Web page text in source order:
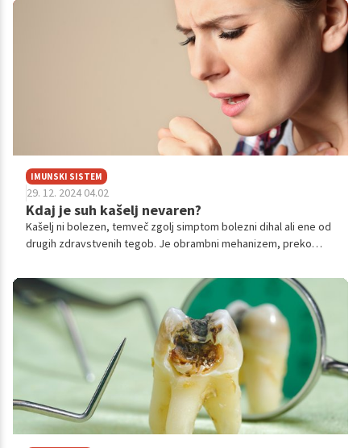
IMUNSKI SISTEM
29. 12. 2024 04.02
Kdaj je suh kašelj nevaren?
Kašelj ni bolezen, temveč zgolj simptom bolezni dihal ali ene od
drugih zdravstvenih tegob. Je obrambni mehanizem, preko
vnetnih znakov. Predstavljamo razlike med suhim in
produktivnim kašljem ter razkrivamo metode zdravljenja.